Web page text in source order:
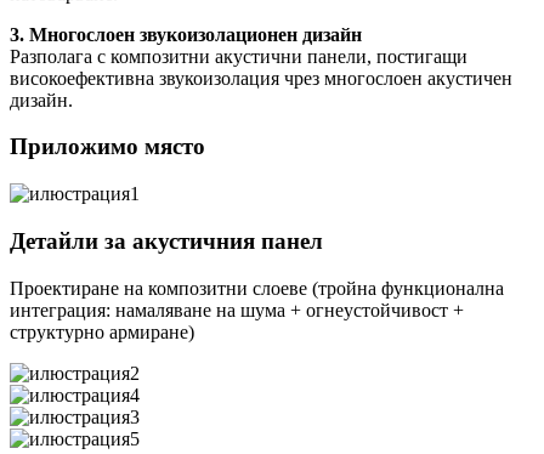
3. Многослоен звукоизолационен дизайн
Разполага с композитни акустични панели, постигащи
високоефективна звукоизолация чрез многослоен акустичен
дизайн.
Приложимо място
Детайли за акустичния панел
Проектиране на композитни слоеве (тройна функционална
интеграция: намаляване на шума + огнеустойчивост +
структурно армиране)